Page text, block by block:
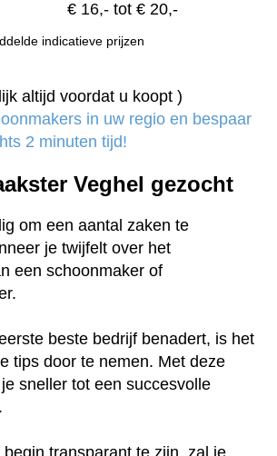
€ 16,- tot € 20,-
indicatieve prijzen
altijd voordat u koopt )
in uw regio en bespaar
2 minuten tijd!
Veghel gezocht
om een aantal zaken te
je twijfelt over het
een schoonmaker of
beste bedrijf benadert, is het
tips door te nemen. Met deze
sneller tot een succesvolle